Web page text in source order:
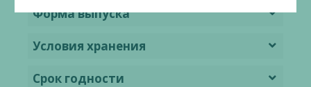
Форма выпуска
Условия хранения
Срок годности